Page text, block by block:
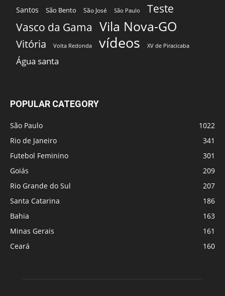
Santos
São Bento São José São Paulo Teste
Vasco da Gama Vila Nova-GO
Vitória Volta Redonda vídeos XV de Piracicaba
Água santa
POPULAR CATEGORY
São Paulo
1022
Rio de Janeiro
341
Futebol Feminino
301
Goiás
209
Rio Grande do Sul
207
Santa Catarina
186
Bahia
163
Minas Gerais
161
Ceará
160